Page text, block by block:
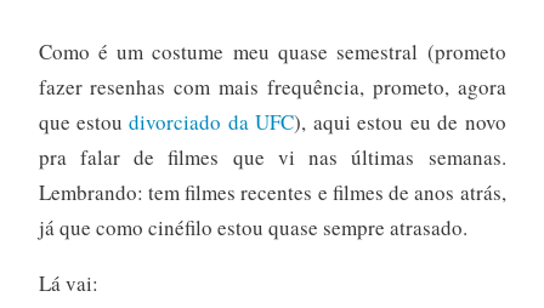
Como é um costume meu quase semestral (prometo
fazer resenhas com mais frequência, prometo, agora
que estoudivorciado da UFC), aqui estou eu de novo
pra falar de filmes que vi nas últimas semanas.
Lembrando: tem filmes recentes e filmes de anos atrás,
já que como cinéfilo estou quase sempre atrasado.
Lá vai: